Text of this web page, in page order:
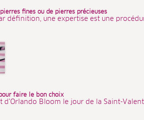
fines ou de pierres précieuses
définition, une expertise est une
faire le bon choix
d'Orlando Bloom le jour de la Saint-